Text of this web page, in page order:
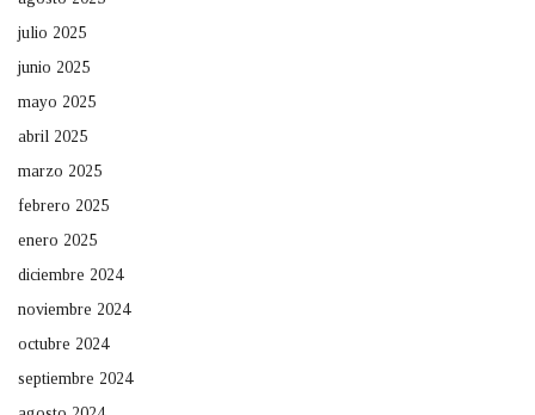
julio 2025
junio 2025
mayo 2025
abril 2025
marzo 2025
febrero 2025
enero 2025
diciembre 2024
noviembre 2024
octubre 2024
septiembre 2024